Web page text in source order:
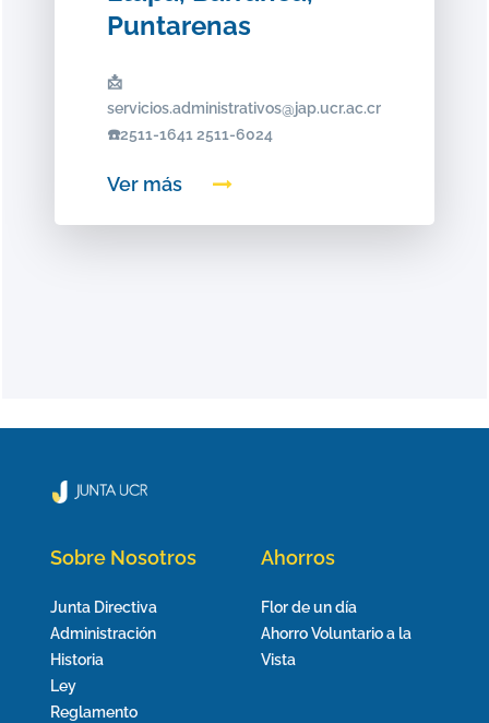
Puntarenas
📩
servicios.administrativos@jap.ucr.ac.cr
☎️2511-1641 2511-6024
Ver más
Sobre Nosotros
Junta Directiva
Administración
Historia
Ley
Reglamento
Ahorros
Flor de un día
Ahorro Voluntario a la
Vista